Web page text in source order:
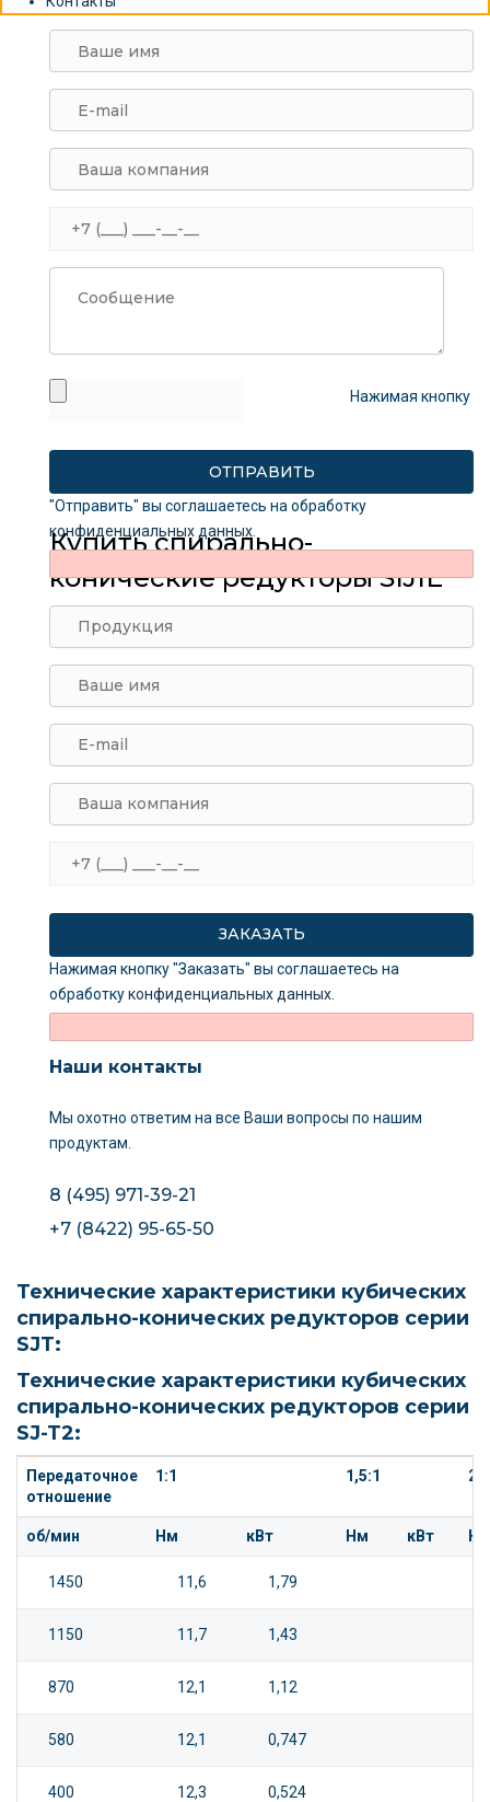
Нажимая кнопку
"Отправить" вы соглашаетесь на обработку
конфиденциальных данных.
Купить спирально-
конические редукторы SIJIE
Нажимая кнопку "Заказать" вы соглашаетесь на
обработкуконфиденциальных данных
Наши контакты
Мы охотно ответим на все Ваши вопросы по нашим
продуктам.
8 (495) 971-39-21
+7 (8422) 95-65-50
Технические характеристики кубических
спирально-конических редукторов серии
SJT:
Технические характеристики кубических
спирально-конических редукторов серии
SJ-T2:
Передаточное
отношение
1:1 1,5:1 2:1
об/мин Нм кВт Нм кВт Нм
1450 11,6 1,79
1150 11,7 1,43
870 12,1 1,12
580 12,1 0,747
400 12,3 0,524